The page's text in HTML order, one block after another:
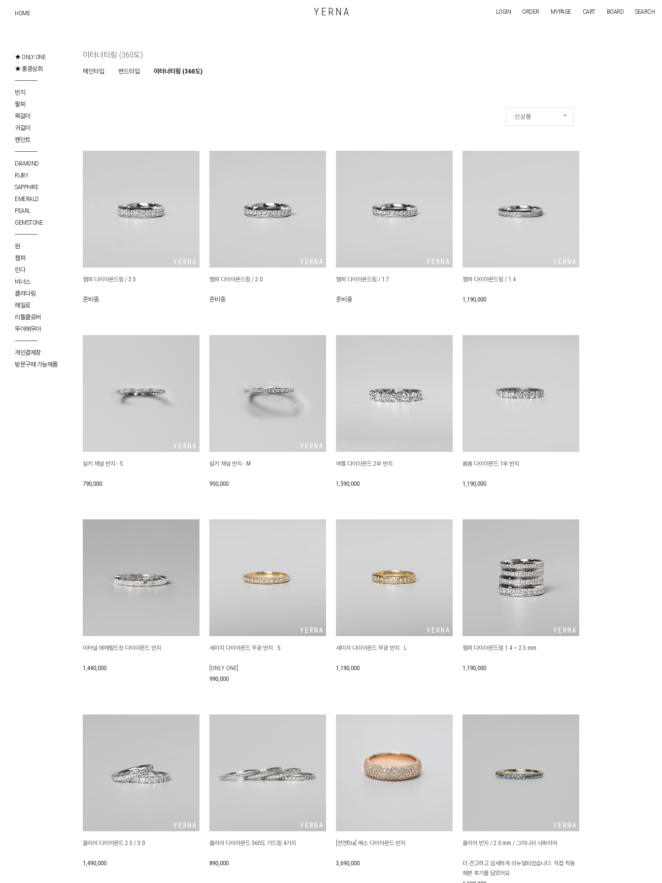
HOME
★ ONLY ONE
★ 홍콩상회
------------------
반지
팔찌
목걸이
귀걸이
펜던트
------------------
DIAMOND
RUBY
SAPPHIRE
EMERALD
PEARL
GEMSTONE
------------------
원
챔퍼
린다
비너스
클라다링
헤일로
리틀클로버
뚜아에무아
------------------
개인결제창
방문구매 가능제품
Y E R N A LOGIN ORDER MYPAGE CART BOARD SEARCH
이터너티링 (360도)
메인타입 밴드타입 이터너티링 (360도)
신상품
인기순
높은가격
챔퍼 다이아몬드링 / 2.5
준비중
챔퍼 다이아몬드링 / 2.0
준비중
챔퍼 다이아몬드링 / 1.7
준비중
챔퍼 다이아몬드링 / 1.4
1,190,000
실키 채널 반지 - S
790,000
실키 채널 반지 - M
950,000
여름 다이아몬드 2부 반지
1,590,000
봄봄 다이아몬드 1부 반지
1,190,000
이터널 에메랄드컷 다이아몬드 반지
1,440,000
세이지 다이아몬드 무광 반지 : S
[ONLY ONE]
990,000
세이지 다이아몬드 무광 반지 : L
1,190,000
챔퍼 다이아몬드링 1.4 ~ 2.5 mm
1,190,000
클리어 다이아몬드 2.5 / 3.0
1,490,000
클리어 다이아몬드 360도 가드링 4가지
890,000
[천연Dia] 매스 다이아몬드 반지
3,690,000
클리어 반지 / 2.0 mm / 그리니쉬 사파이어
더 견고하고 섬세하게 리뉴얼되었습니다. 직접 착용
해본 후기를 담았어요